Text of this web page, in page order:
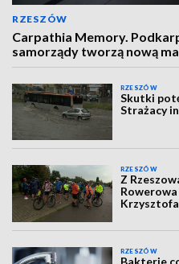
RZESZÓW
Carpathia Memory.
samorządy tworzą nową
RZESZÓW
Skutki
Strażacy
RZESZÓW
Z
Krzysztofa
RZESZÓW
Bakterie